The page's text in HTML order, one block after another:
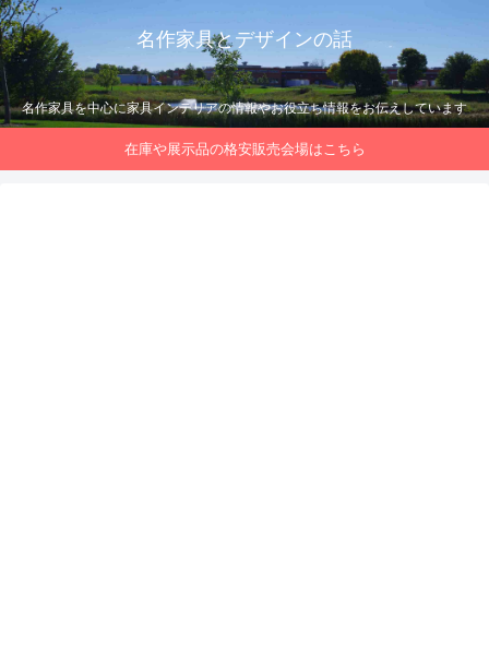
名作家具とデザインの話
名作家具を中心に家具インテリアの情報やお役立ち情報をお伝えしています
在庫や展示品の格安販売会場はこちら